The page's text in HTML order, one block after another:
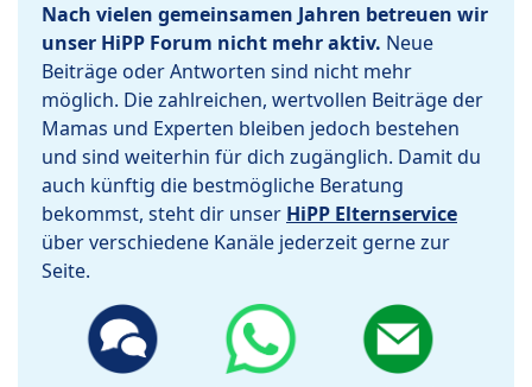
Nach vielen gemeinsamen Jahren betreuen wir
unser HiPP Forum nicht mehr aktiv. Neue
Beiträge oder Antworten sind nicht mehr
möglich. Die zahlreichen, wertvollen Beiträge der
Mamas und Experten bleiben jedoch bestehen
und sind weiterhin für dich zugänglich. Damit du
auch künftig die bestmögliche Beratung
bekommst, steht dir unser HiPP Elternservice
über verschiedene Kanäle jederzeit gerne zur
Seite.